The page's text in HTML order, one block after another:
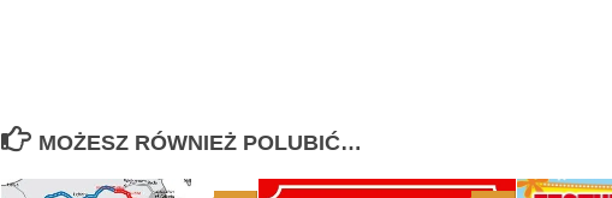
MOŻESZ RÓWNIEŻ POLUBIĆ…